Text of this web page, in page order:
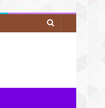
Search